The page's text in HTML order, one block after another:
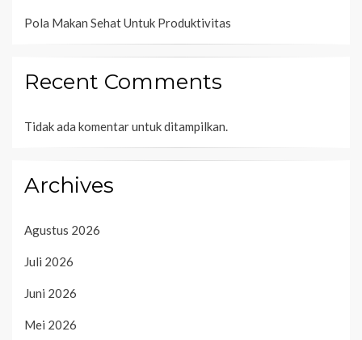
Pola Makan Sehat Untuk Produktivitas
Recent Comments
Tidak ada komentar untuk ditampilkan.
Archives
Agustus 2026
Juli 2026
Juni 2026
Mei 2026